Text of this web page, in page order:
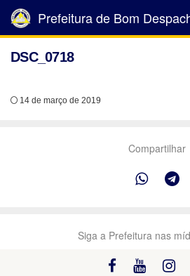
Prefeitura de Bom
DSC_0718
14 de março de 2019
Compartilhar
Siga a Prefeitura nas